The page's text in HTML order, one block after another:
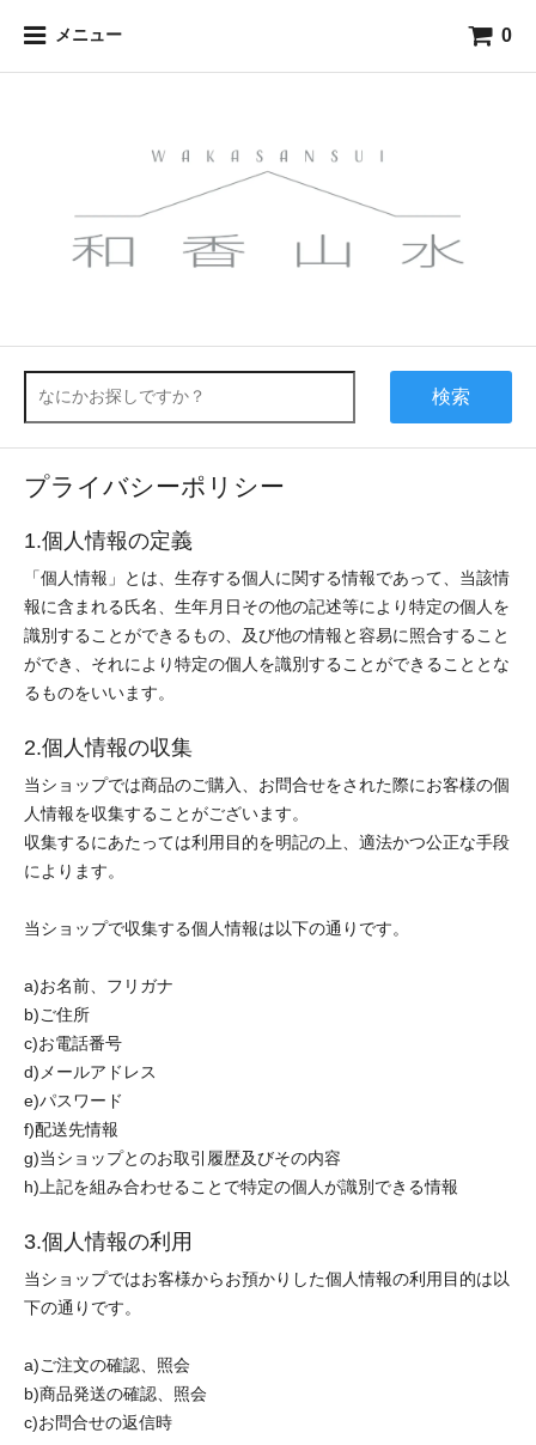
メニュー 0
検索
プライバシーポリシー
1.個人情報の定義
「個人情報」とは、生存する個人に関する情報であって、当該情
報に含まれる氏名、生年月日その他の記述等により特定の個人を
識別することができるもの、及び他の情報と容易に照合すること
ができ、それにより特定の個人を識別することができることとな
るものをいいます。
2.個人情報の収集
当ショップでは商品のご購入、お問合せをされた際にお客様の個
人情報を収集することがございます。
収集するにあたっては利用目的を明記の上、適法かつ公正な手段
によります。
当ショップで収集する個人情報は以下の通りです。
a)お名前、フリガナ
b)ご住所
c)お電話番号
d)メールアドレス
e)パスワード
f)配送先情報
g)当ショップとのお取引履歴及びその内容
h)上記を組み合わせることで特定の個人が識別できる情報
3.個人情報の利用
当ショップではお客様からお預かりした個人情報の利用目的は以
下の通りです。
a)ご注文の確認、照会
b)商品発送の確認、照会
c)お問合せの返信時